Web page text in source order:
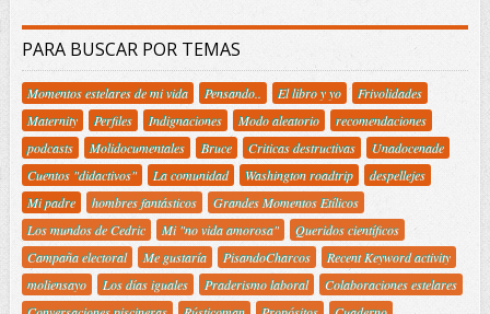
PARA BUSCAR POR TEMAS
Momentos estelares de mi vida Pensando.. El libro y yo
Frivolidades
Maternity
Perfiles Indignaciones Modo aleatorio
recomendaciones
podcasts
Molidocumentales Bruce Criticas destructivas
Unadocenade
Cuentos "didactivos"
La comunidad Washington roadtrip
despellejes
Mi padre
hombres fantásticos
Grandes Momentos Etílicos
Los mundos de Cedric
Mi "no vida amorosa"
Queridos científicos
Campaña electoral
Me gustaría PisandoCharcos
Recent Keyword activity
moliensayo
Los días iguales Praderismo laboral
Colaboraciones estelares